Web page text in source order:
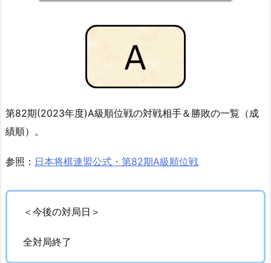
第82期(2023年度)A級順位戦の対戦相手＆勝敗の一覧（成
績順）。
参照： 日本将棋連盟公式・第82期A級順位戦
＜今後の対局日＞
全対局終了